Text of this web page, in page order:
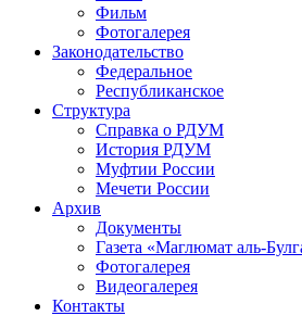
Фильм
Фотогалерея
Законодательство
Федеральное
Республиканское
Структура
Справка о РДУМ
История РДУМ
Муфтии России
Мечети России
Архив
Документы
Газета «Маглюмат аль-
Фотогалерея
Видеогалерея
Контакты